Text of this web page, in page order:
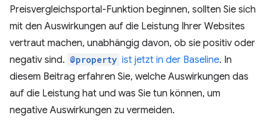
Preisvergleichsportal-Funktion beginnen, sollten Sie sich
mit den Auswirkungen auf die Leistung Ihrer Websites
vertraut machen, unabhängig davon, ob sie positiv oder
negativ sind. @property ist jetzt in der Baseline. In
diesem Beitrag erfahren Sie, welche Auswirkungen das
auf die Leistung hat und was Sie tun können, um
negative Auswirkungen zu vermeiden.